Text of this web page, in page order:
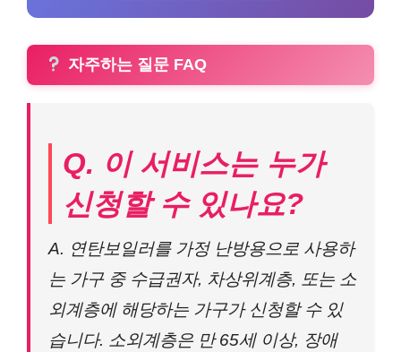
자주하는 질문 FAQ
Q. 이 서비스는 누가
신청할 수 있나요?
A. 연탄보일러를 가정 난방용으로 사용하
는 가구 중 수급권자, 차상위계층, 또는 소
외계층에 해당하는 가구가 신청할 수 있
습니다. 소외계층은 만 65세 이상, 장애